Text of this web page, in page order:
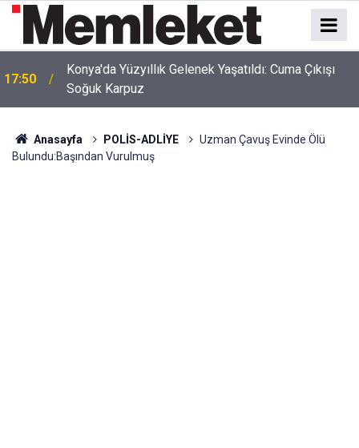
17:48 İnsan İhmali Minik Carettanın Sonu Oldu
Anasayfa POLİS-ADLİYE
Uzman Çavuş Evinde Ölü
Bulundu:Başından Vurulmuş